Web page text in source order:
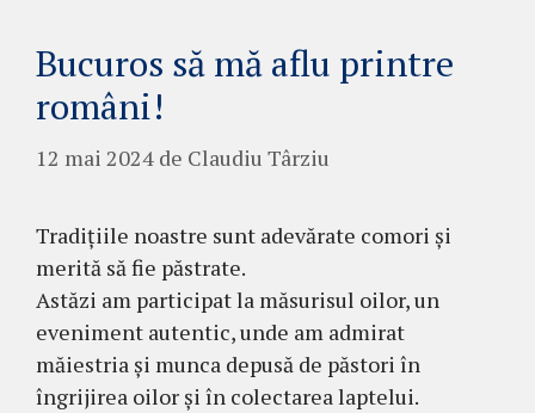
Bucuros să mă aflu printre
români!
12 mai 2024 de Claudiu Târziu
Tradițiile noastre sunt adevărate comori și
merită să fie păstrate.
Astăzi am participat la măsurisul oilor, un
eveniment autentic, unde am admirat
măiestria și munca depusă de păstori în
îngrijirea oilor și în colectarea laptelui.